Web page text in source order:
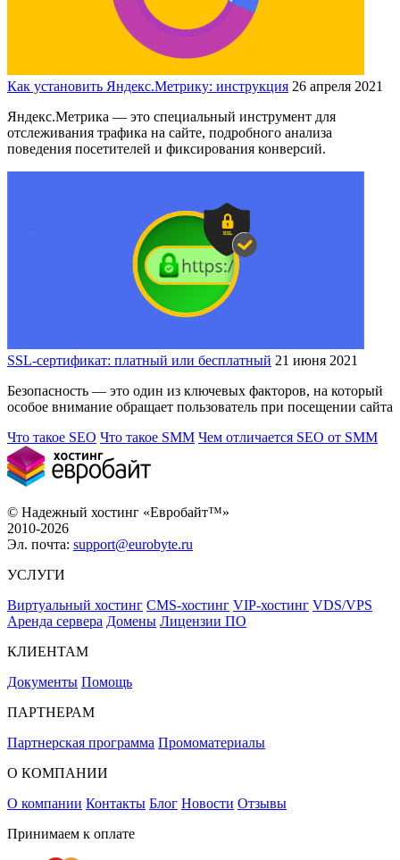
Как установить Яндекс.Метрику: инструкция 26 апреля 2021
Яндекс.Метрика — это специальный инструмент для
отслеживания трафика на сайте, подробного анализа
поведения посетителей и фиксирования конверсий.
SSL-сертификат: платный или бесплатный 21 июня 2021
Безопасность — это один из ключевых факторов, на который
особое внимание обращает пользователь при посещении сайта
Что такое SEO Что такое SMM Чем отличается SEO от SMM
© Надежный хостинг «Евробайт™»
2010-2026
Эл. почта: support@eurobyte.ru
УСЛУГИ
Виртуальный хостинг CMS-хостинг VIP-хостинг VDS/VPS
Аренда сервера Домены Лицензии ПО
КЛИЕНТАМ
Документы Помощь
ПАРТНЕРАМ
Партнерская программа Промоматериалы
О КОМПАНИИ
О компании Контакты Блог Новости Отзывы
Принимаем к оплате